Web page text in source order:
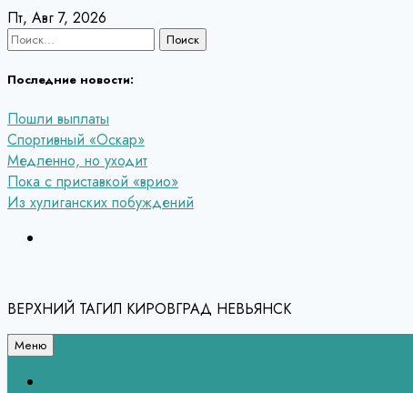
Перейти
к
Пт, Авг 7, 2026
Найти:
Последние новости:
Пошли выплаты
Спортивный «Оскар»
Медленно, но уходит
Пока с приставкой «врио»
Из хулиганских побуждений
ВЕРХНИЙ ТАГИЛ КИРОВГРАД НЕВЬЯНСК
Меню